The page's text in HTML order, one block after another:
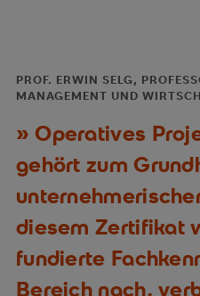
Operatives
gehört zum
diesem Zertifikat
fundierte
Bereich nach,
PROF. ERWIN SELG,
MANAGEMENT UND